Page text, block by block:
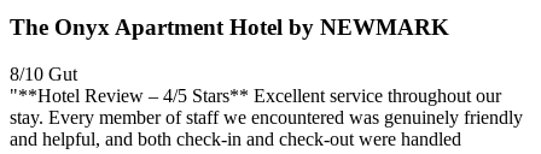
The Onyx Apartment Hotel by NEWMARK
8/10 Gut
"**Hotel Review – 4/5 Stars** Excellent service throughout our
stay. Every member of staff we encountered was genuinely friendly
and helpful, and both check-in and check-out were handled